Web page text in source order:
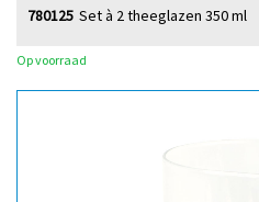
Set à 2 theeglazen 350 ml
780125
Op voorraad